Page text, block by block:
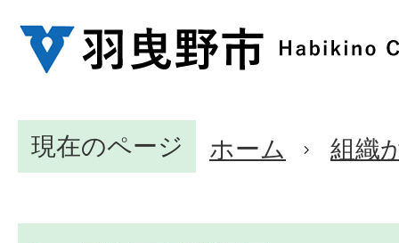
現在のページ ホーム 組織